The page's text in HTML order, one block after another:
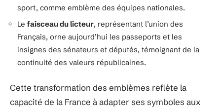
sport, comme emblème des équipes nationales.
Le faisceau du licteur, représentant l’union des
Français, orne aujourd’hui les passeports et les
insignes des sénateurs et députés, témoignant de la
continuité des valeurs républicaines.
Cette transformation des emblèmes reflète la
capacité de la France à adapter ses symboles aux